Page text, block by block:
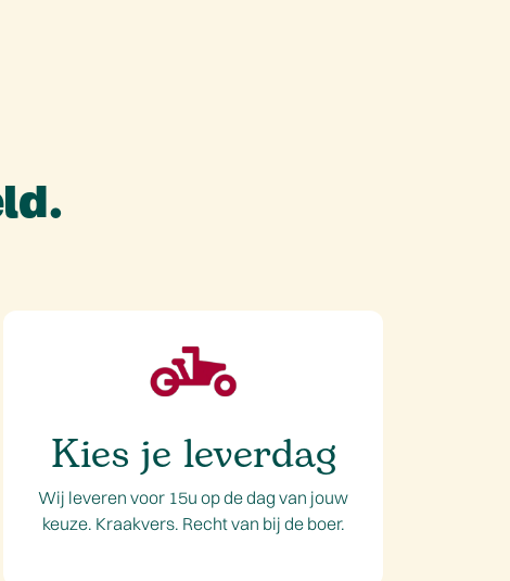
Kies je leverdag
Wij leveren voor 15u op de dag van jouw
keuze. Kraakvers. Recht van bij de boer.